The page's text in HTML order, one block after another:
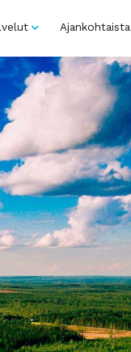
Ajankohtaista